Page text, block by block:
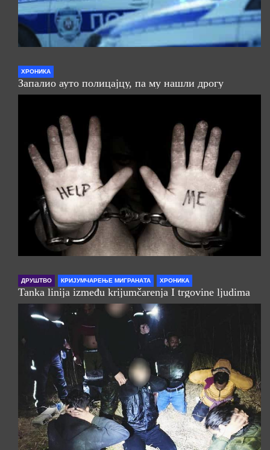
ХРОНИКА
Запалио ауто полицајцу, па му нашли дрогу
ДРУШТВО КРИЈУМЧАРЕЊЕ МИГРАНАТА ХРОНИКА
Tanka linija između krijumčarenja I trgovine ljudima